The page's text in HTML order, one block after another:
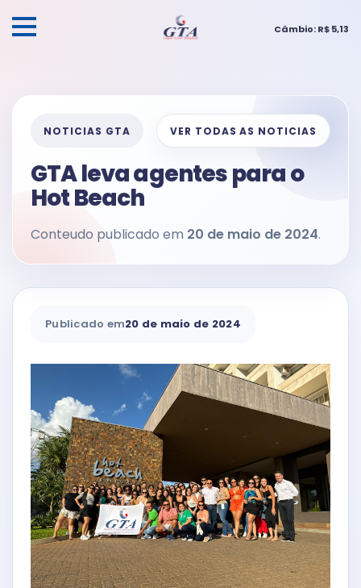
NOTICIAS GTA VER TODAS AS NOTICIAS
GTA leva agentes para o
Hot Beach
Conteudo publicado em 20 de maio de 2024.
Publicado em20 de maio de 2024
Câmbio: R$ 5,13